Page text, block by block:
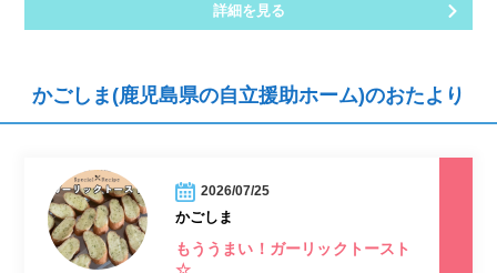
詳細を見る
かごしま(鹿児島県の自立援助ホーム)のおたより
2026/07/25
かごしま
もううまい！ガーリックトースト
☆